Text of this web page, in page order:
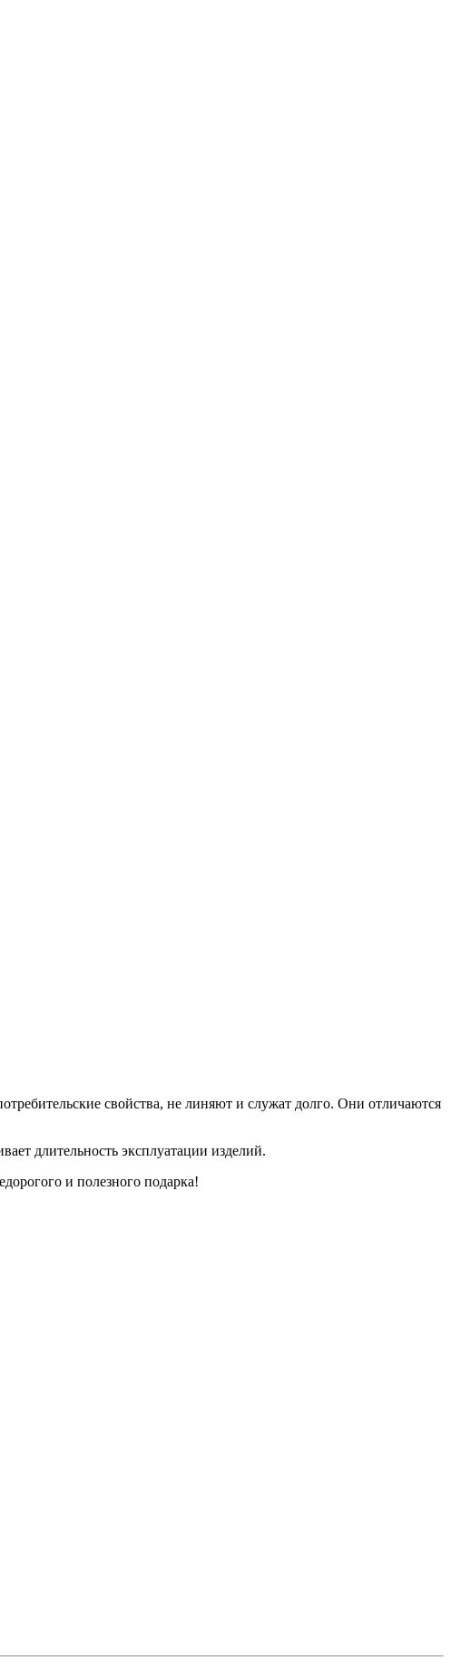
свойства, не линяют и служат долго. Они отличаются
длительность эксплуатации изделий.
и полезного подарка!